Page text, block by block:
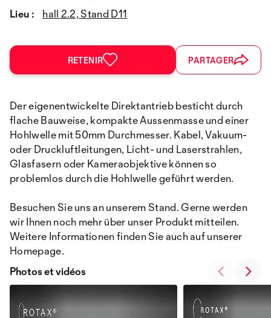
Lieu :
hall 2.2, Stand D11
RETENIR PARTAGER
Der eigenentwickelte Direktantrieb besticht durch
flache Bauweise, kompakte Aussenmasse und einer
Hohlwelle mit 50mm Durchmesser. Kabel, Vakuum-
oder Druckluftleitungen, Licht- und Laserstrahlen,
Glasfasern oder Kameraobjektive können so
problemlos durch die Hohlwelle geführt werden.
Besuchen Sie uns an unserem Stand. Gerne werden
wir Ihnen noch mehr über unser Produkt mitteilen.
Weitere Informationen finden Sie auch auf unserer
Homepage.
Photos et vidéos